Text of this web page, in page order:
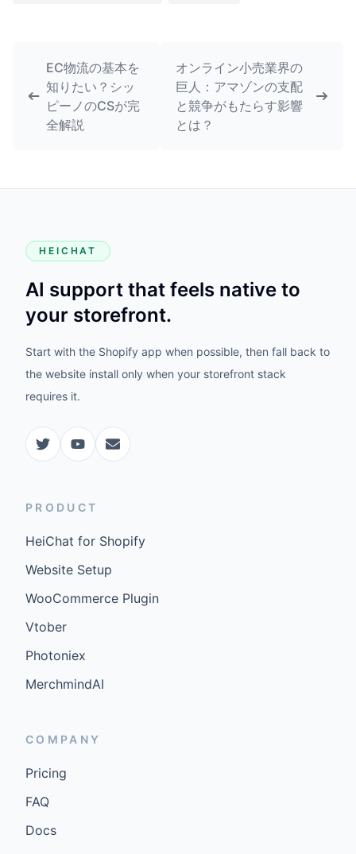
EC物流の基本を
知りたい？シッ
ピーノのCSが完
全解説
オンライン小売業界の
巨人：アマゾンの支配
と競争がもたらす影響
とは？
HEICHAT
AI support that feels native to
your storefront.
Start with the Shopify app when possible, then fall back to
the website install only when your storefront stack
requires it.
PRODUCT
HeiChat for Shopify
Website Setup
WooCommerce Plugin
Vtober
Photoniex
MerchmindAI
COMPANY
Pricing
FAQ
Docs